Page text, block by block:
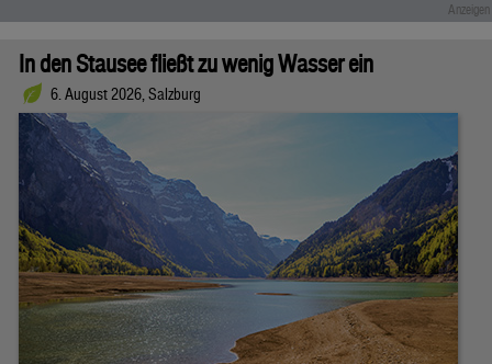
In den Stausee fließt zu wenig Wasser ein
6. August 2026, Salzburg